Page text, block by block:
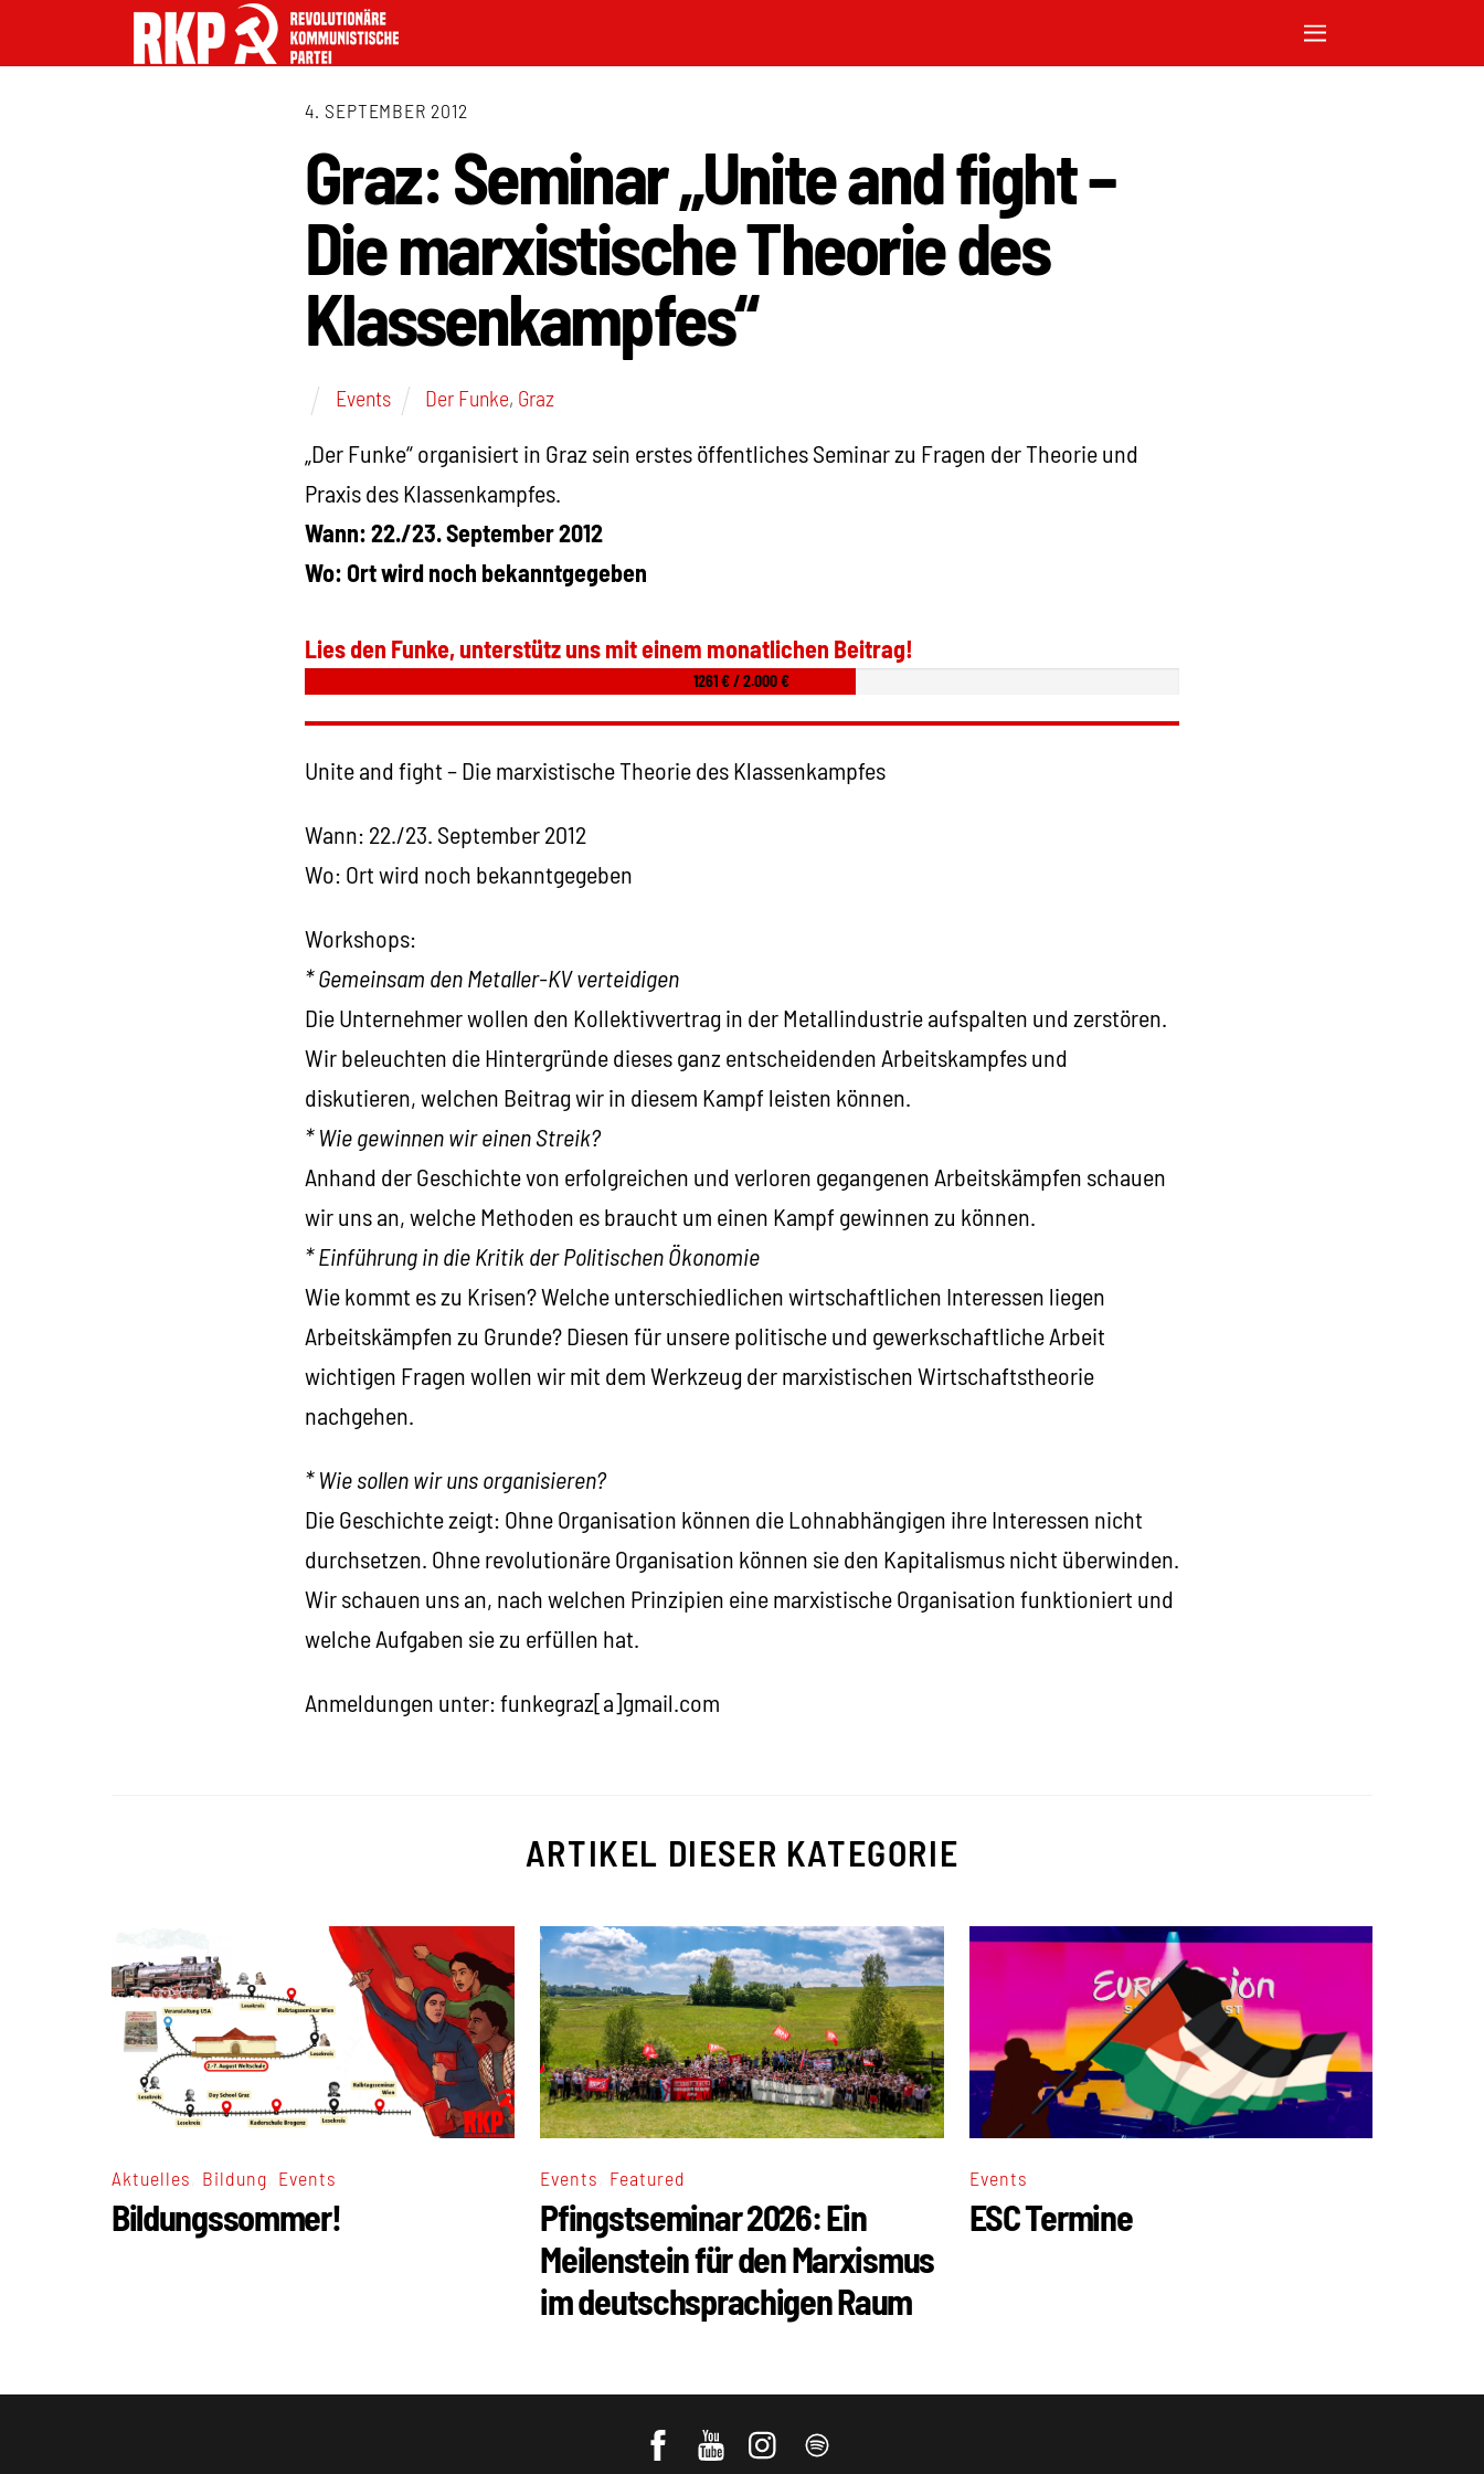
4. SEPTEMBER 2012
Graz: Seminar „Unite and fight –
Die marxistische Theorie des
Klassenkampfes“
Events Der Funke, Graz
„Der Funke“ organisiert in Graz sein erstes öffentliches Seminar zu Fragen der Theorie und
Praxis des Klassenkampfes.
Wann: 22./23. September 2012
Wo: Ort wird noch bekanntgegeben
Lies den Funke, unterstütz uns mit einem monatlichen Beitrag!
1261 € / 2.000 €
Unite and fight – Die marxistische Theorie des Klassenkampfes
Wann: 22./23. September 2012
Wo: Ort wird noch bekanntgegeben
Workshops:
* Gemeinsam den Metaller-KV verteidigen
Die Unternehmer wollen den Kollektivvertrag in der Metallindustrie aufspalten und zerstören.
Wir beleuchten die Hintergründe dieses ganz entscheidenden Arbeitskampfes und
diskutieren, welchen Beitrag wir in diesem Kampf leisten können.
* Wie gewinnen wir einen Streik?
Anhand der Geschichte von erfolgreichen und verloren gegangenen Arbeitskämpfen schauen
wir uns an, welche Methoden es braucht um einen Kampf gewinnen zu können.
* Einführung in die Kritik der Politischen Ökonomie
Wie kommt es zu Krisen? Welche unterschiedlichen wirtschaftlichen Interessen liegen
Arbeitskämpfen zu Grunde? Diesen für unsere politische und gewerkschaftliche Arbeit
wichtigen Fragen wollen wir mit dem Werkzeug der marxistischen Wirtschaftstheorie
nachgehen.
* Wie sollen wir uns organisieren?
Die Geschichte zeigt: Ohne Organisation können die Lohnabhängigen ihre Interessen nicht
durchsetzen. Ohne revolutionäre Organisation können sie den Kapitalismus nicht überwinden.
Wir schauen uns an, nach welchen Prinzipien eine marxistische Organisation funktioniert und
welche Aufgaben sie zu erfüllen hat.
Anmeldungen unter: funkegraz[a]gmail.com
ARTIKEL DIESER KATEGORIE
Aktuelles Bildung Events
Bildungssommer!
Events Featured
Pfingstseminar 2026: Ein
Meilenstein für den Marxismus
im deutschsprachigen Raum
Events
ESC Termine